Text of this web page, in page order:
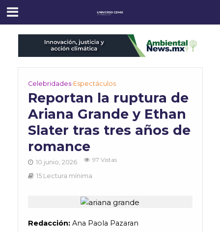
Celebridades•Espectáculos
Reportan la ruptura de
Ariana Grande y Ethan
Slater tras tres años de
romance
10 junio, 2026 97 Vistas
15 Lectura mínima
Redacción: Ana Paola Pazaran